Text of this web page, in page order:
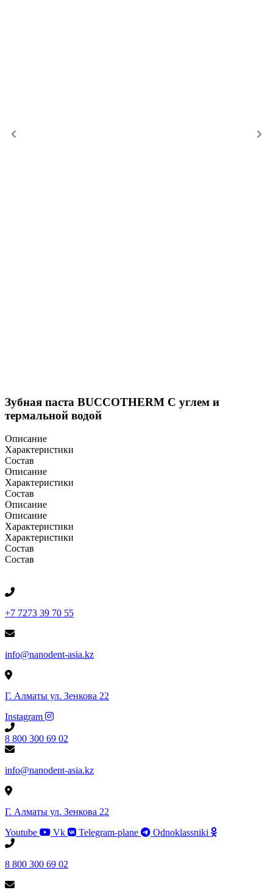
Зубная паста BUCCOTHERM С углем и
термальной водой
Описание
Характеристики
Состав
Описание
Характеристики
Состав
Описание
Описание
Характеристики
Характеристики
Состав
Состав
+7 7273 39 70 55
info@nanodent-asia.kz
Г. Алматы ул. Зенкова 22
Instagram
8 800 300 69 02
info@nanodent-asia.kz
Г. Алматы ул. Зенкова 22
Youtube
Vk Telegram-plane Odnoklassniki
8 800 300 69 02